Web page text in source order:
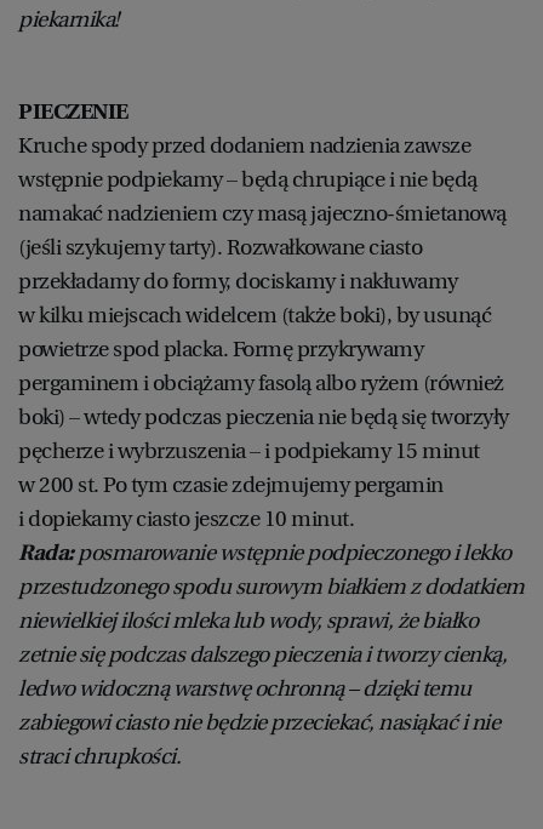
piekarnika!
PIECZENIE
Kruche spody przed dodaniem nadzienia zawsze
wstępnie podpiekamy – będą chrupiące i nie będą
namakać nadzieniem czy masą jajeczno-śmietanową
(jeśli szykujemy tarty). Rozwałkowane ciasto
przekładamy do formy, dociskamy i nakłuwamy
w kilku miejscach widelcem (także boki), by usunąć
powietrze spod placka. Formę przykrywamy
pergaminem i obciążamy fasolą albo ryżem (również
boki) – wtedy podczas pieczenia nie będą się tworzyły
pęcherze i wybrzuszenia – i podpiekamy 15 minut
w 200 st. Po tym czasie zdejmujemy pergamin
i dopiekamy ciasto jeszcze 10 minut.
Rada:posmarowanie wstępnie podpieczonego i lekko
przestudzonego spodu surowym białkiem z dodatkiem
niewielkiej ilości mleka lub wody, sprawi, że białko
zetnie się podczas dalszego pieczenia i tworzy cienką,
ledwo widoczną warstwę ochronną – dzięki temu
zabiegowi ciasto nie będzie przeciekać, nasiąkać i nie
straci chrupkości.